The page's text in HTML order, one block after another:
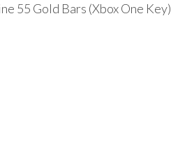
55 Gold Bars (Xbox One Key)